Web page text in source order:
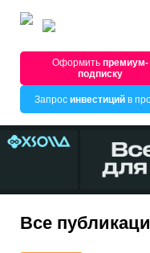
Оформитьпремиум-
подписку
Запрос инвестицийв
Все